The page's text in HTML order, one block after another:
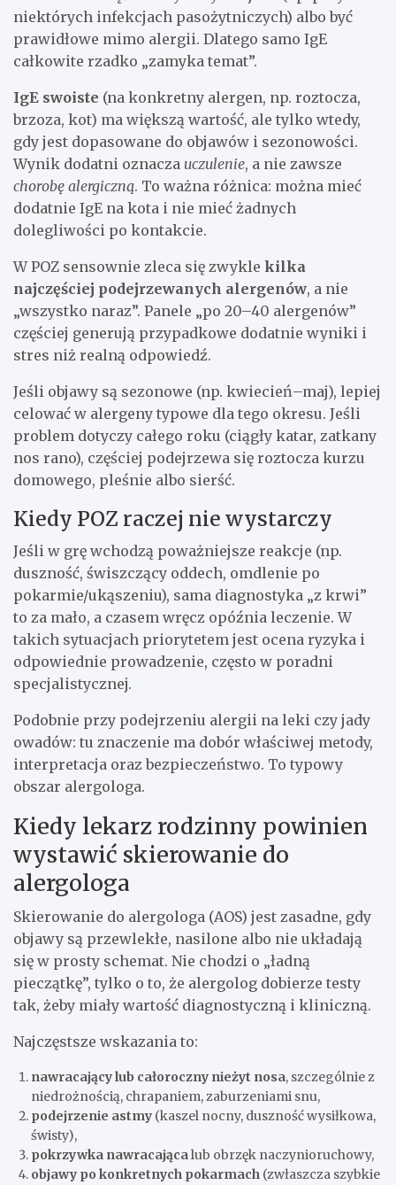
niektórych infekcjach pasożytniczych) albo być
prawidłowe mimo alergii. Dlatego samo IgE
całkowite rzadko „zamyka temat”.
IgE swoiste (na konkretny alergen, np. roztocza,
brzoza, kot) ma większą wartość, ale tylko wtedy,
gdy jest dopasowane do objawów i sezonowości.
Wynik dodatni oznacza uczulenie, a nie zawsze
chorobę alergiczną. To ważna różnica: można mieć
dodatnie IgE na kota i nie mieć żadnych
dolegliwości po kontakcie.
W POZ sensownie zleca się zwykle kilka
najczęściej podejrzewanych alergenów, a nie
„wszystko naraz”. Panele „po 20–40 alergenów”
częściej generują przypadkowe dodatnie wyniki i
stres niż realną odpowiedź.
Jeśli objawy są sezonowe (np. kwiecień–maj), lepiej
celować w alergeny typowe dla tego okresu. Jeśli
problem dotyczy całego roku (ciągły katar, zatkany
nos rano), częściej podejrzewa się roztocza kurzu
domowego, pleśnie albo sierść.
Kiedy POZ raczej nie wystarczy
Jeśli w grę wchodzą poważniejsze reakcje (np.
duszność, świszczący oddech, omdlenie po
pokarmie/ukąszeniu), sama diagnostyka „z krwi”
to za mało, a czasem wręcz opóźnia leczenie. W
takich sytuacjach priorytetem jest ocena ryzyka i
odpowiednie prowadzenie, często w poradni
specjalistycznej.
Podobnie przy podejrzeniu alergii na leki czy jady
owadów: tu znaczenie ma dobór właściwej metody,
interpretacja oraz bezpieczeństwo. To typowy
obszar alergologa.
Kiedy lekarz rodzinny powinien
wystawić skierowanie do
alergologa
Skierowanie do alergologa (AOS) jest zasadne, gdy
objawy są przewlekłe, nasilone albo nie układają
się w prosty schemat. Nie chodzi o „ładną
pieczątkę”, tylko o to, że alergolog dobierze testy
tak, żeby miały wartość diagnostyczną i kliniczną.
Najczęstsze wskazania to:
nawracający lub całoroczny nieżyt nosa, szczególnie z
niedrożnością, chrapaniem, zaburzeniami snu,
podejrzenie astmy (kaszel nocny, duszność wysiłkowa,
świsty),
pokrzywka nawracającalub obrzęk naczynioruchowy,
objawy po konkretnych pokarmach (zwłaszcza szybkie